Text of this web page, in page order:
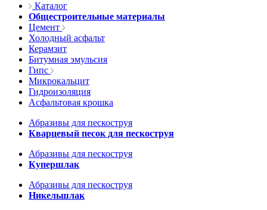
Каталог
Общестроительные материалы
Цемент
Холодный асфальт
Керамзит
Битумная эмульсия
Гипс
Микрокальцит
Гидроизоляция
Асфальтовая крошка
Абразивы для пескоструя
Кварцевый песок для пескоструя
Абразивы для пескоструя
Купершлак
Абразивы для пескоструя
Никельшлак